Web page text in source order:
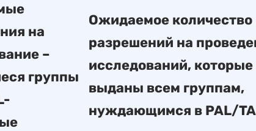
на
–
группы
Ожидаемое количество
разрешений на
исследований, которые
выданы всем группам,
нуждающимся в PAL/